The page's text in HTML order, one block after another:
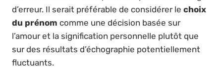
d’erreur. Il serait préférable de considérer le choix
du prénom comme une décision basée sur
l’amour et la signification personnelle plutôt que
sur des résultats d’échographie potentiellement
fluctuants.